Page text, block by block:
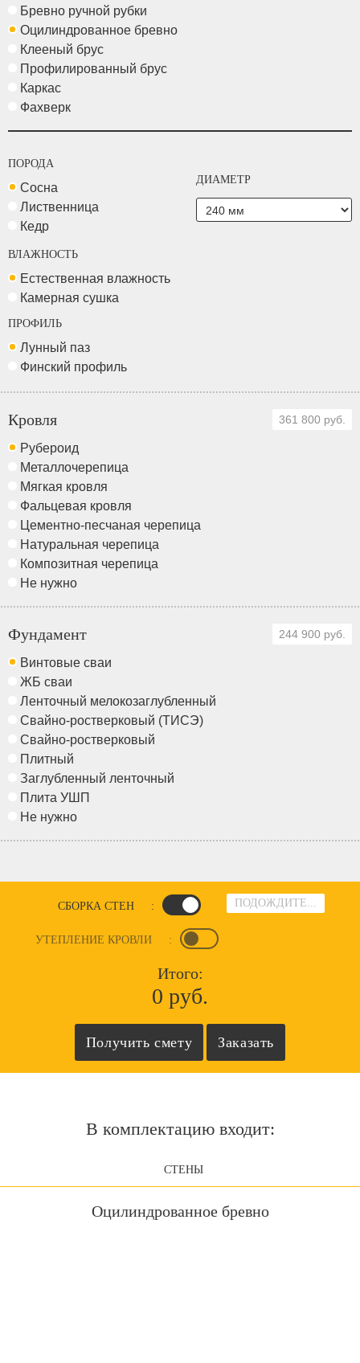
Бревно ручной рубки
Оцилиндрованное бревно
Клееный брус
Профилированный брус
Каркас
Фахверк
ПОРОДА
Сосна
Лиственница
Кедр
ДИАМЕТР
ВЛАЖНОСТЬ
Естественная влажность
Камерная сушка
ПРОФИЛЬ
Лунный паз
Финский профиль
Кровля 361 800 руб.
Рубероид
Металлочерепица
Мягкая кровля
Фальцевая кровля
Цементно-песчаная черепица
Натуральная черепица
Композитная черепица
Не нужно
Фундамент 244 900 руб.
Винтовые сваи
ЖБ сваи
Ленточный мелокозаглубленный
Свайно-ростверковый (ТИСЭ)
Свайно-ростверковый
Плитный
Заглубленный ленточный
Плита УШП
Не нужно
ПОДОЖДИТЕ...
СБОРКА СТЕН :
УТЕПЛЕНИЕ КРОВЛИ :
Итого:
0 руб.
В комплектацию входит:
СТЕНЫ
Оцилиндрованное бревно